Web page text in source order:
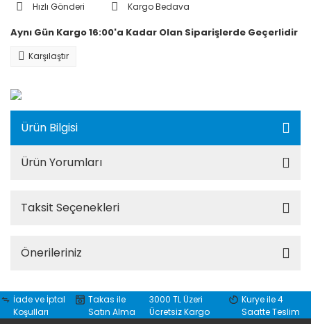
Hızlı Gönderi Kargo Bedava
Aynı Gün Kargo 16:00'a Kadar Olan Siparişlerde Geçerlidir
Karşılaştır
Ürün Bilgisi
Ürün Yorumları
Taksit Seçenekleri
Önerileriniz
İade ve İptal
Koşulları
Takas ile
Satın Alma
3000 TL Üzeri
Ücretsiz Kargo
Kurye ile 4
Saatte Teslim